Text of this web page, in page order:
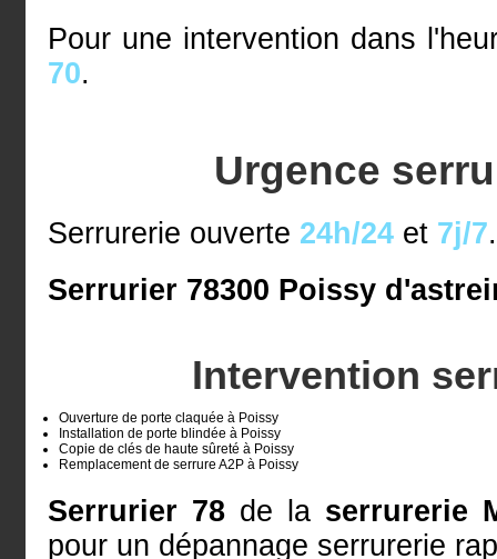
Pour une intervention dans
70.
Urgence
Serrurerie ouverte 24h/24et 7j/7
Serrurier 78300 Poissy
Intervention
Ouverture de porte claquée à Poissy
Installation de porte blindée à Poissy
Copie de clés de haute sûreté à Poissy
Remplacement de serrure A2P à Poissy
Serrurier 78de la serrurerie
pour un dépannage serrurerie